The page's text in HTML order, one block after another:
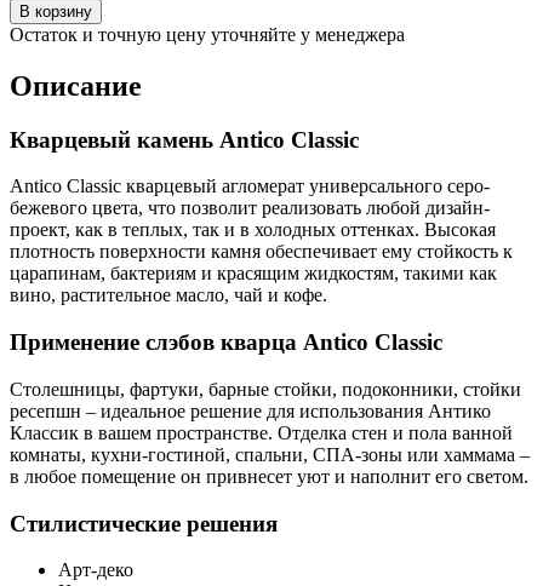
В корзину
Остаток и точную цену уточняйте у менеджера
Описание
Кварцевый камень Antico Classic
Antico Classic кварцевый агломерат универсального серо-
бежевого цвета, что позволит реализовать любой дизайн-
проект, как в теплых, так и в холодных оттенках. Высокая
плотность поверхности камня обеспечивает ему стойкость к
царапинам, бактериям и красящим жидкостям, такими как
вино, растительное масло, чай и кофе.
Применение слэбов кварца Antico Classic
Столешницы, фартуки, барные стойки, подоконники, стойки
ресепшн – идеальное решение для использования Антико
Классик в вашем пространстве. Отделка стен и пола ванной
комнаты, кухни-гостиной, спальни, СПА-зоны или хаммама –
в любое помещение он привнесет уют и наполнит его светом.
Стилистические решения
Арт-деко